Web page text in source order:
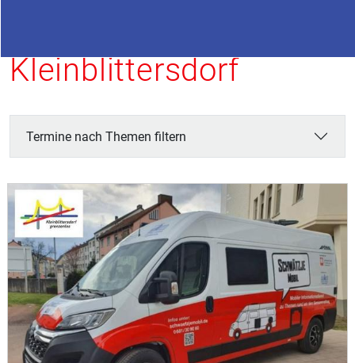
Kleinblittersdorf
Termine nach Themen filtern